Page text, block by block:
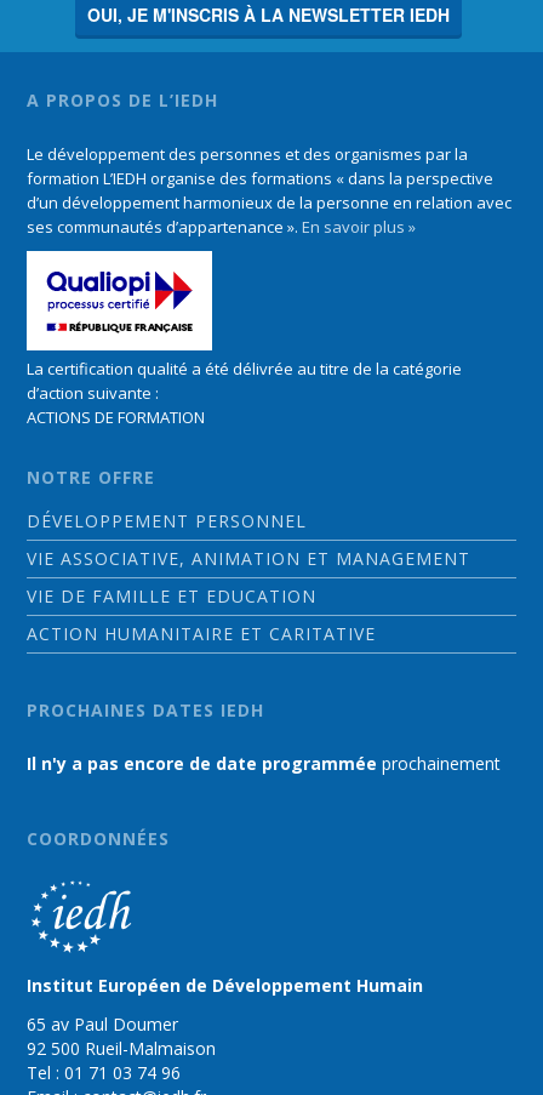
OUI, JE M'INSCRIS À LA NEWSLETTER IEDH
A PROPOS DE L’IEDH
Le développement des personnes et des organismes par la
formation L’IEDH organise des formations « dans la perspective
d’un développement harmonieux de la personne en relation avec
ses communautés d’appartenance ».En savoir plus »
La certification qualité a été délivrée au titre de la catégorie
d’action suivante :
ACTIONS DE FORMATION
NOTRE OFFRE
DÉVELOPPEMENT PERSONNEL
VIE ASSOCIATIVE, ANIMATION ET MANAGEMENT
VIE DE FAMILLE ET EDUCATION
ACTION HUMANITAIRE ET CARITATIVE
PROCHAINES DATES IEDH
Il n'y a pas encore de date programmée prochainement
COORDONNÉES
Institut Européen de Développement Humain
65 av Paul Doumer
92 500 Rueil-Malmaison
Tel : 01 71 03 74 96